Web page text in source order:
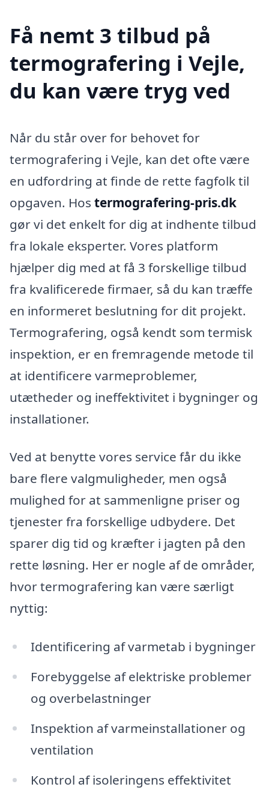
Få nemt 3 tilbud på
termografering i Vejle,
du kan være tryg ved
Når du står over for behovet for
termografering i Vejle, kan det ofte være
en udfordring at finde de rette fagfolk til
opgaven. Hos termografering-pris.dk
gør vi det enkelt for dig at indhente tilbud
fra lokale eksperter. Vores platform
hjælper dig med at få 3 forskellige tilbud
fra kvalificerede firmaer, så du kan træffe
en informeret beslutning for dit projekt.
Termografering, også kendt som termisk
inspektion, er en fremragende metode til
at identificere varmeproblemer,
utætheder og ineffektivitet i bygninger og
installationer.
Ved at benytte vores service får du ikke
bare flere valgmuligheder, men også
mulighed for at sammenligne priser og
tjenester fra forskellige udbydere. Det
sparer dig tid og kræfter i jagten på den
rette løsning. Her er nogle af de områder,
hvor termografering kan være særligt
nyttig:
Identificering af varmetab i bygninger
Forebyggelse af elektriske problemer
og overbelastninger
Inspektion af varmeinstallationer og
ventilation
Kontrol af isoleringens effektivitet